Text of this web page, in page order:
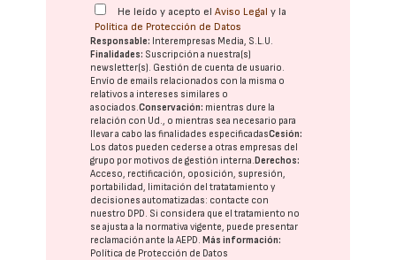
He leído y acepto elAviso Legal y la
Política de Protección de Datos
Responsable: Interempresas Media, S.L.U.
Finalidades: Suscripción a nuestra(s)
newsletter(s). Gestión de cuenta de usuario.
Envío de emails relacionados con la misma o
relativos a intereses similares o
asociados.Conservación: mientras dure la
relación con Ud., o mientras sea necesario para
llevar a cabo las finalidades especificadasCesión:
Los datos pueden cederse a otras empresas del
grupo por motivos de gestión interna.Derechos:
Acceso, rectificación, oposición, supresión,
portabilidad, limitación del tratatamiento y
decisiones automatizadas: contacte con
nuestro DPD. Si considera que el tratamiento no
se ajusta a la normativa vigente, puede presentar
reclamación ante laAEPD.Más información:
Política de Protección de Datos